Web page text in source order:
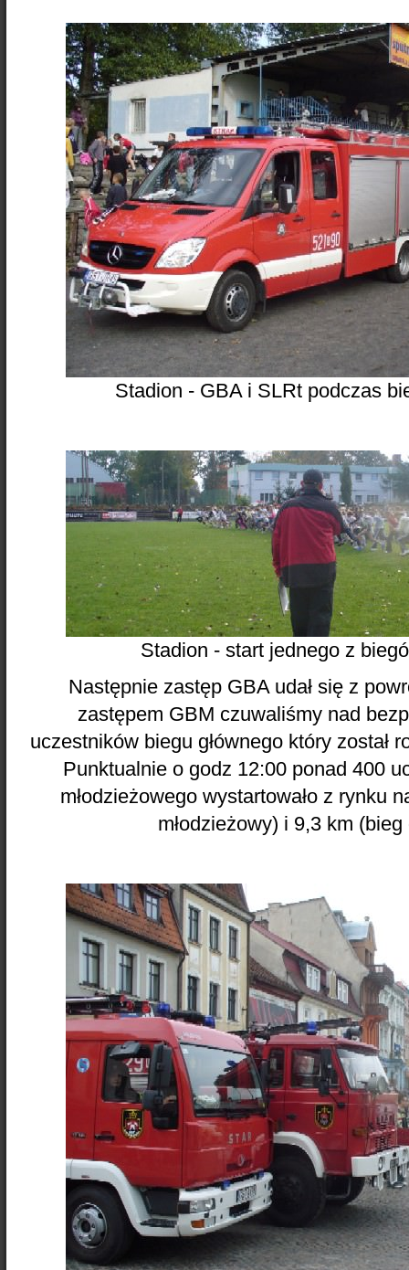
Stadion - GBA i SLRt podczas
Stadion - start jednego z
Następnie zastęp GBA udał się z
zastępem GBM czuwaliśmy nad
uczestników biegu głównego który został
Punktualnie o godz 12:00 ponad 400
młodzieżowego wystartowało z rynku
młodzieżowy) i 9,3 km (bieg